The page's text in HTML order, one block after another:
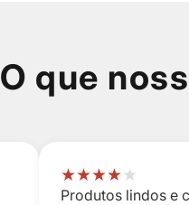
O que
★★★★★
Produtos lindos e